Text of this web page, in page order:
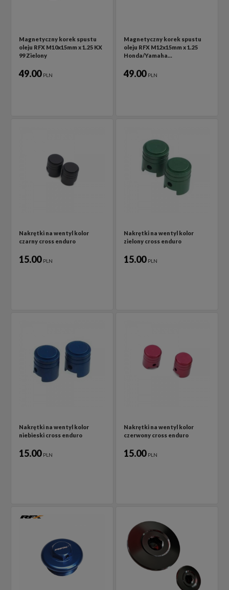
Magnetyczny korek spustu
oleju RFX M10x15mm x 1.25 KX
99 Zielony
49.00 PLN
Magnetyczny korek spustu
oleju RFX M12x15mm x 1.25
Honda/Yamaha…
49.00 PLN
Nakrętki na wentyl kolor
czarny cross enduro
15.00 PLN
Nakrętki na wentyl kolor
zielony cross enduro
15.00 PLN
Nakrętki na wentyl kolor
niebieski cross enduro
15.00 PLN
Nakrętki na wentyl kolor
czerwony cross enduro
15.00 PLN